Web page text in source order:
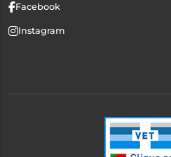
Facebook
Instagram